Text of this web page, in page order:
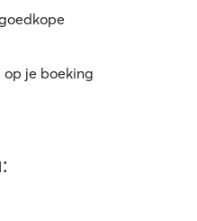
op je boeking